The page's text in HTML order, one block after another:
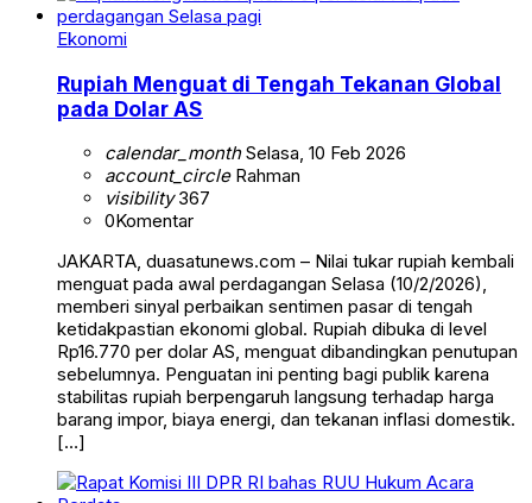
Ekonomi
Rupiah Menguat di Tengah Tekanan Global
pada Dolar AS
calendar_monthSelasa, 10 Feb 2026
account_circleRahman
visibility367
0Komentar
JAKARTA, duasatunews.com – Nilai tukar rupiah kembali
menguat pada awal perdagangan Selasa (10/2/2026),
memberi sinyal perbaikan sentimen pasar di tengah
ketidakpastian ekonomi global. Rupiah dibuka di level
Rp16.770 per dolar AS, menguat dibandingkan penutupan
sebelumnya. Penguatan ini penting bagi publik karena
stabilitas rupiah berpengaruh langsung terhadap harga
barang impor, biaya energi, dan tekanan inflasi domestik.
[…]